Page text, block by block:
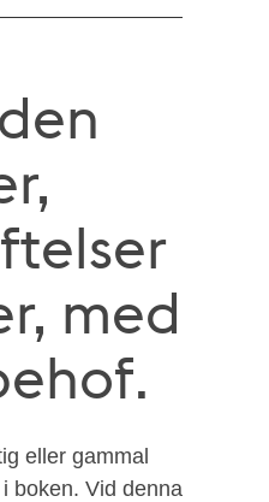
med
eller gammal
boken. Vid denna